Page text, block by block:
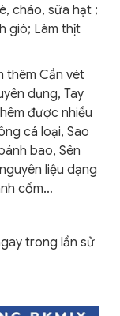
cháo, sữa hạt ;
giò; Làm thịt
thêm Cần vét
dụng, Tay
được nhiều
cá loại, Sao
bao, Sên
liệu dạng
cốm…
trong lần sử